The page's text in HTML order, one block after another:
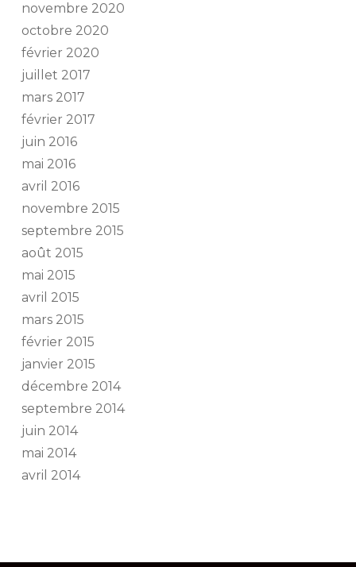
novembre 2020
octobre 2020
février 2020
juillet 2017
mars 2017
février 2017
juin 2016
mai 2016
avril 2016
novembre 2015
septembre 2015
août 2015
mai 2015
avril 2015
mars 2015
février 2015
janvier 2015
décembre 2014
septembre 2014
juin 2014
mai 2014
avril 2014